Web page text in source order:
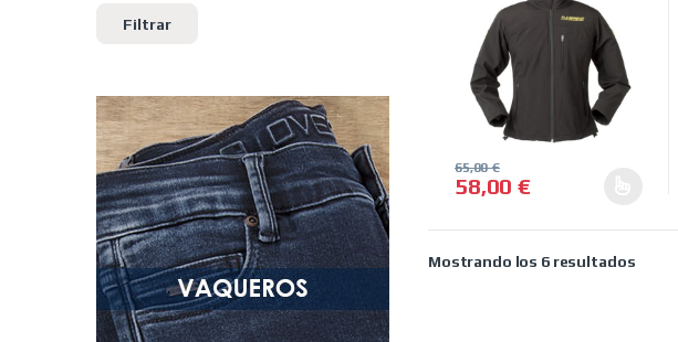
58,00€
65,00€
Este producto tiene múltiples
Mostrando los 6 resultados
Filtrar